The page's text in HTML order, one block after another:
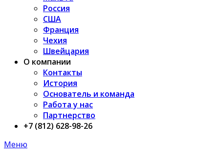
Россия
США
Франция
Чехия
Швейцария
О компании
Контакты
История
Основатель и команда
Работа у нас
Партнерство
+7 (812) 628-98-26
Меню